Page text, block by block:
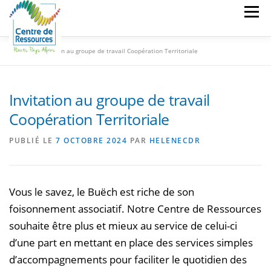
contenu
Menu
Accueil»Invitation au groupe de travail Coopération Territoriale
Invitation au groupe de travail
Coopération Territoriale
PUBLIÉ LE 7 OCTOBRE 2024 PAR HELENECDR
Vous le savez, le Buëch est riche de son
foisonnement associatif. Notre Centre de Ressources
souhaite être plus et mieux au service de celui-ci
d’une part en mettant en place des services simples
d’accompagnements pour faciliter le quotidien des